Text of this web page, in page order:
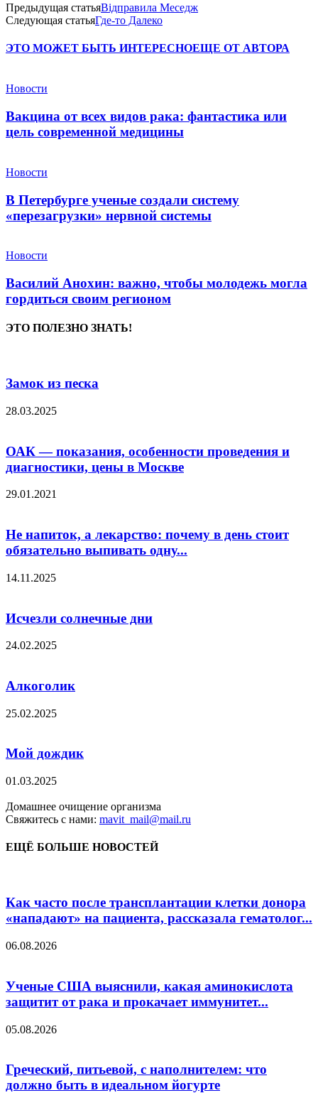
Предыдущая статьяВiдправила Меседж
Следующая статьяГде-то Далеко
ЭТО МОЖЕТ БЫТЬ ИНТЕРЕСНОЕЩЕ ОТ АВТОРА
Новости
Вакцина от всех видов рака: фантастика или
цель современной медицины
Новости
В Петербурге ученые создали систему
«перезагрузки» нервной системы
Новости
Василий Анохин: важно, чтобы молодежь могла
гордиться своим регионом
ЭТО ПОЛЕЗНО ЗНАТЬ!
Замок из песка
28.03.2025
ОАК — показания, особенности проведения и
диагностики, цены в Москве
29.01.2021
Не напиток, а лекарство: почему в день стоит
обязательно выпивать одну...
14.11.2025
Исчезли солнечные дни
24.02.2025
Алкоголик
25.02.2025
Мой дождик
01.03.2025
Домашнее очищение организма
Свяжитесь с нами: mavit_mail@mail.ru
ЕЩЁ БОЛЬШЕ НОВОСТЕЙ
Как часто после трансплантации клетки донора
«нападают» на пациента, рассказала гематолог...
06.08.2026
Ученые США выяснили, какая аминокислота
защитит от рака и прокачает иммунитет...
05.08.2026
Греческий, питьевой, с наполнителем: что
должно быть в идеальном йогурте